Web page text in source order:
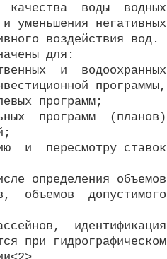
качества  воды  водных
уменьшения негативных
воздействия вод.
для:
и  водоохранных
программы,
программ;
программ  (планов)
и  пересмотру ставок
определения объемов
объемов  допустимого
идентификация
при гидрографическом